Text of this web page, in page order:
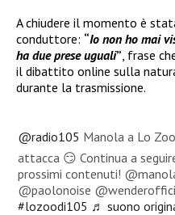
A chiudere il momento è
conduttore: “Io non ho mai
ha due prese uguali”, frase
il dibattito online sulla
durante la trasmissione.
@radio105 Manola a Lo
attacca 😏 Continua a
prossimi contenuti!
@paolonoise
#lozoodi105 ♬ suono